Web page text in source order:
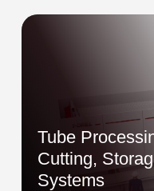
Tube
Cutting,
Systems